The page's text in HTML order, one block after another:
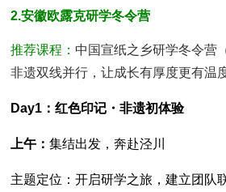
2.安徽欧露克研学冬令营
推荐课程： 中国宣纸之乡研学冬令营
非遗双线并行，让成长有厚度更有温
Day1：红色印记・非遗初体验
上午：集结出发，奔赴泾川
主题定位：开启研学之旅，建立团队